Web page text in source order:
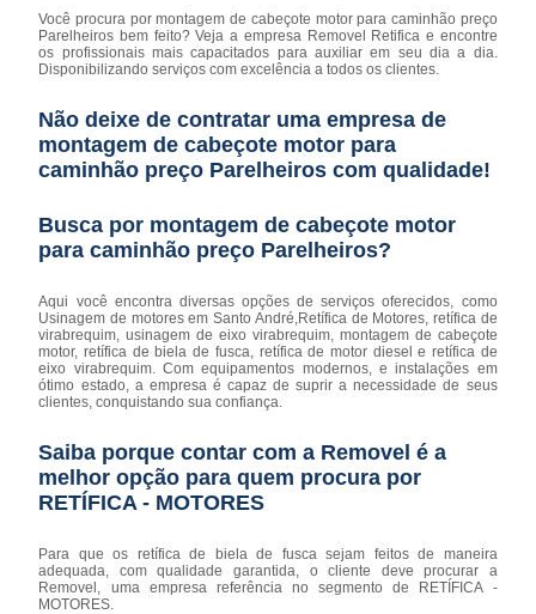
Você procura por montagem de cabeçote motor para caminhão preço
Parelheiros bem feito? Veja a empresa Removel Retifica e encontre
os profissionais mais capacitados para auxiliar em seu dia a dia.
Disponibilizando serviços com excelência a todos os clientes.
Não deixe de contratar uma empresa de
montagem de cabeçote motor para
caminhão preço Parelheiros com qualidade!
Busca por montagem de cabeçote motor
para caminhão preço Parelheiros?
Aqui você encontra diversas opções de serviços oferecidos, como
Usinagem de motores em Santo André,Retífica de Motores, retífica de
virabrequim, usinagem de eixo virabrequim, montagem de cabeçote
motor, retífica de biela de fusca, retífica de motor diesel e retífica de
eixo virabrequim. Com equipamentos modernos, e instalações em
ótimo estado, a empresa é capaz de suprir a necessidade de seus
clientes, conquistando sua confiança.
Saiba porque contar com a Removel é a
melhor opção para quem procura por
RETÍFICA - MOTORES
Para que os retífica de biela de fusca sejam feitos de maneira
adequada, com qualidade garantida, o cliente deve procurar a
Removel, uma empresa referência no segmento de RETÍFICA -
MOTORES.